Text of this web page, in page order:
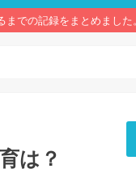
までの記録をまとめました
は？